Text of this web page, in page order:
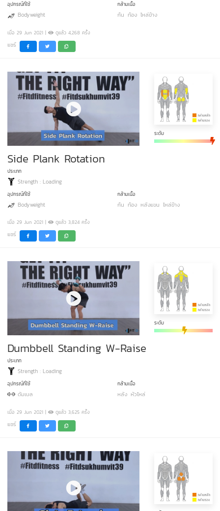
อุปกรณ์ที่ใช้
Bodyweight
กล้ามเนื้อ
ก้น ท้อง ไหล่ข้าง
เมื่อ 29 Jun 2021 | ดูแล้ว 4,268 ครั้ง
แชร์
ระดับ
Side Plank Rotation
ประเภท
Strength : Loading
อุปกรณ์ที่ใช้
Bodyweight
กล้ามเนื้อ
ก้น ท้อง หลังแขน ไหล่ข้าง
เมื่อ 29 Jun 2021 | ดูแล้ว 3,824 ครั้ง
แชร์
ระดับ
Dumbbell Standing W-Raise
ประเภท
Strength : Loading
อุปกรณ์ที่ใช้
ดัมเบล
กล้ามเนื้อ
หลัง หัวไหล่
เมื่อ 29 Jun 2021 | ดูแล้ว 3,625 ครั้ง
แชร์